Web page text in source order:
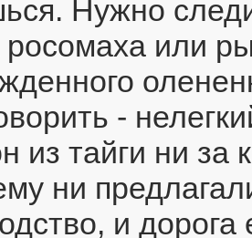
Нужно
или
-
из тайги ни за
ни
и дорога